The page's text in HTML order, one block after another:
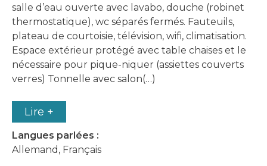
salle d’eau ouverte avec lavabo, douche (robinet
thermostatique), wc séparés fermés. Fauteuils,
plateau de courtoisie, télévision, wifi, climatisation.
Espace extérieur protégé avec table chaises et le
nécessaire pour pique-niquer (assiettes couverts
verres) Tonnelle avec salon(…)
Lire +
Langues parlées :
Allemand, Français